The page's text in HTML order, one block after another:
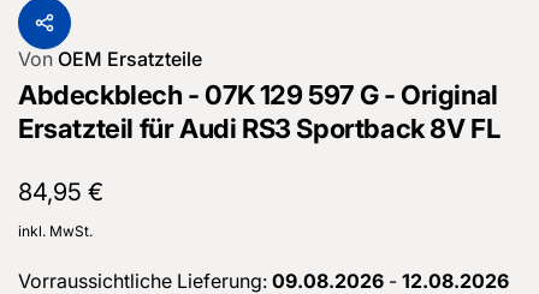
Von OEM Ersatzteile
Abdeckblech - 07K 129 597 G - Original
Ersatzteil für Audi RS3 Sportback 8V FL
Normaler
Preis
84,95 €
inkl. MwSt.
Vorraussichtliche Lieferung: 09.08.2026 - 12.08.2026